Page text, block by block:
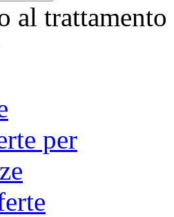
al
per